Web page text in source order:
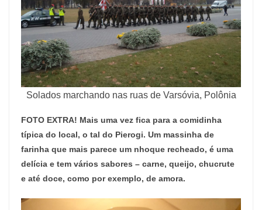
Solados marchando nas ruas de Varsóvia, Polônia
FOTO EXTRA! Mais uma vez fica para a comidinha
típica do local, o tal do Pierogi. Um massinha de
farinha que mais parece um nhoque recheado, é uma
delícia e tem vários sabores – carne, queijo, chucrute
e até doce, como por exemplo, de amora.